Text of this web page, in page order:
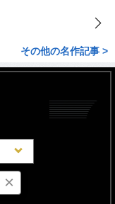
その他の名作記事 >
週間
×